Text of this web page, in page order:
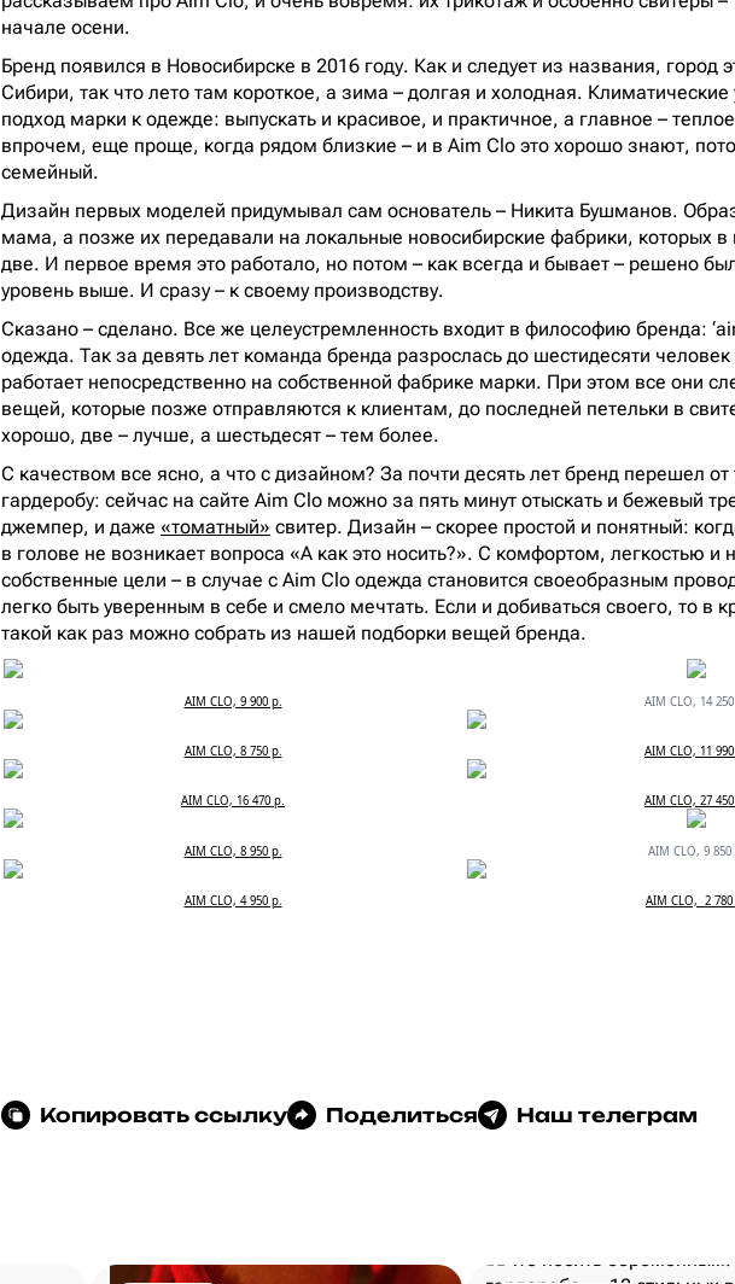
начале осени.
Бренд появился в Новосибирске в 2016 году. Как и следует из названия, город
Сибири, так что лето там короткое, а зима – долгая и холодная.
подход марки к одежде: выпускать и красивое, и практичное, а главное –
впрочем, еще проще, когда рядом близкие – и в Aim Clo это хорошо знают,
семейный.
Дизайн первых моделей придумывал сам основатель – Никита Бушманов.
мама, а позже их передавали на локальные новосибирские фабрики, которых в
две. И первое время это работало, но потом – как всегда и бывает – решено
уровень выше. И сразу – к своему производству.
Сказано – сделано. Все же целеустремленность входит в философию бренда:
одежда. Так за девять лет команда бренда разрослась до шестидесяти человек
работает непосредственно на собственной фабрике марки. При этом все они
вещей, которые позже отправляются к клиентам, до последней петельки в
хорошо, две – лучше, а шестьдесят – тем более.
С качеством все ясно, а что с дизайном? За почти десять лет бренд перешел
гардеробу: сейчас на сайте Aim Clo можно за пять минут отыскать и бежевый
джемпер, и даже «томатный» свитер. Дизайн – скорее простой и понятный:
в голове не возникает вопроса «А как это носить?». С комфортом, легкостью и
собственные цели – в случае с Aim Clo одежда становится своеобразным
легко быть уверенным в себе и смело мечтать. Если и добиваться своего, то в
такой как раз можно собрать из нашей подборки вещей бренда.
AIM CLO, 9 900 р. AIM CLO, 14 250
AIM CLO, 8 750 р. AIM CLO, 11
AIM CLO, 16 470 р. AIM CLO, 27
AIM CLO, 8 950 р. AIM CLO, 9 850
AIM CLO, 4 950 р. AIM CLO, 2 780
Копировать ссылку Поделиться Наш телеграм